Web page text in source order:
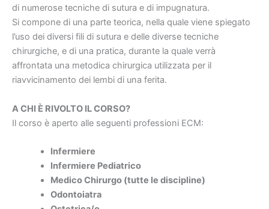
di numerose tecniche di sutura e di impugnatura.
Si compone di una parte teorica, nella quale viene spiegato
l’uso dei diversi fili di sutura e delle diverse tecniche
chirurgiche, e di una pratica, durante la quale verrà
affrontata una metodica chirurgica utilizzata per il
riavvicinamento dei lembi di una ferita.
A CHI È RIVOLTO IL CORSO?
Il corso è aperto alle seguenti professioni ECM:
Infermiere
Infermiere Pediatrico
Medico Chirurgo (tutte le discipline)
Odontoiatra